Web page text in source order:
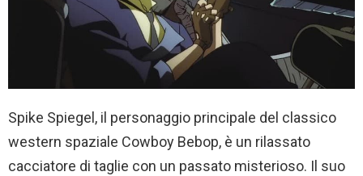
Spike Spiegel, il personaggio principale del classico
western spaziale Cowboy Bebop, è un rilassato
cacciatore di taglie con un passato misterioso. Il suo